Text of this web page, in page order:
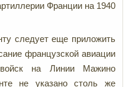
Франции на 1940
следует еще приложить
французской авиации
на Линии Мажино
не указано столь же